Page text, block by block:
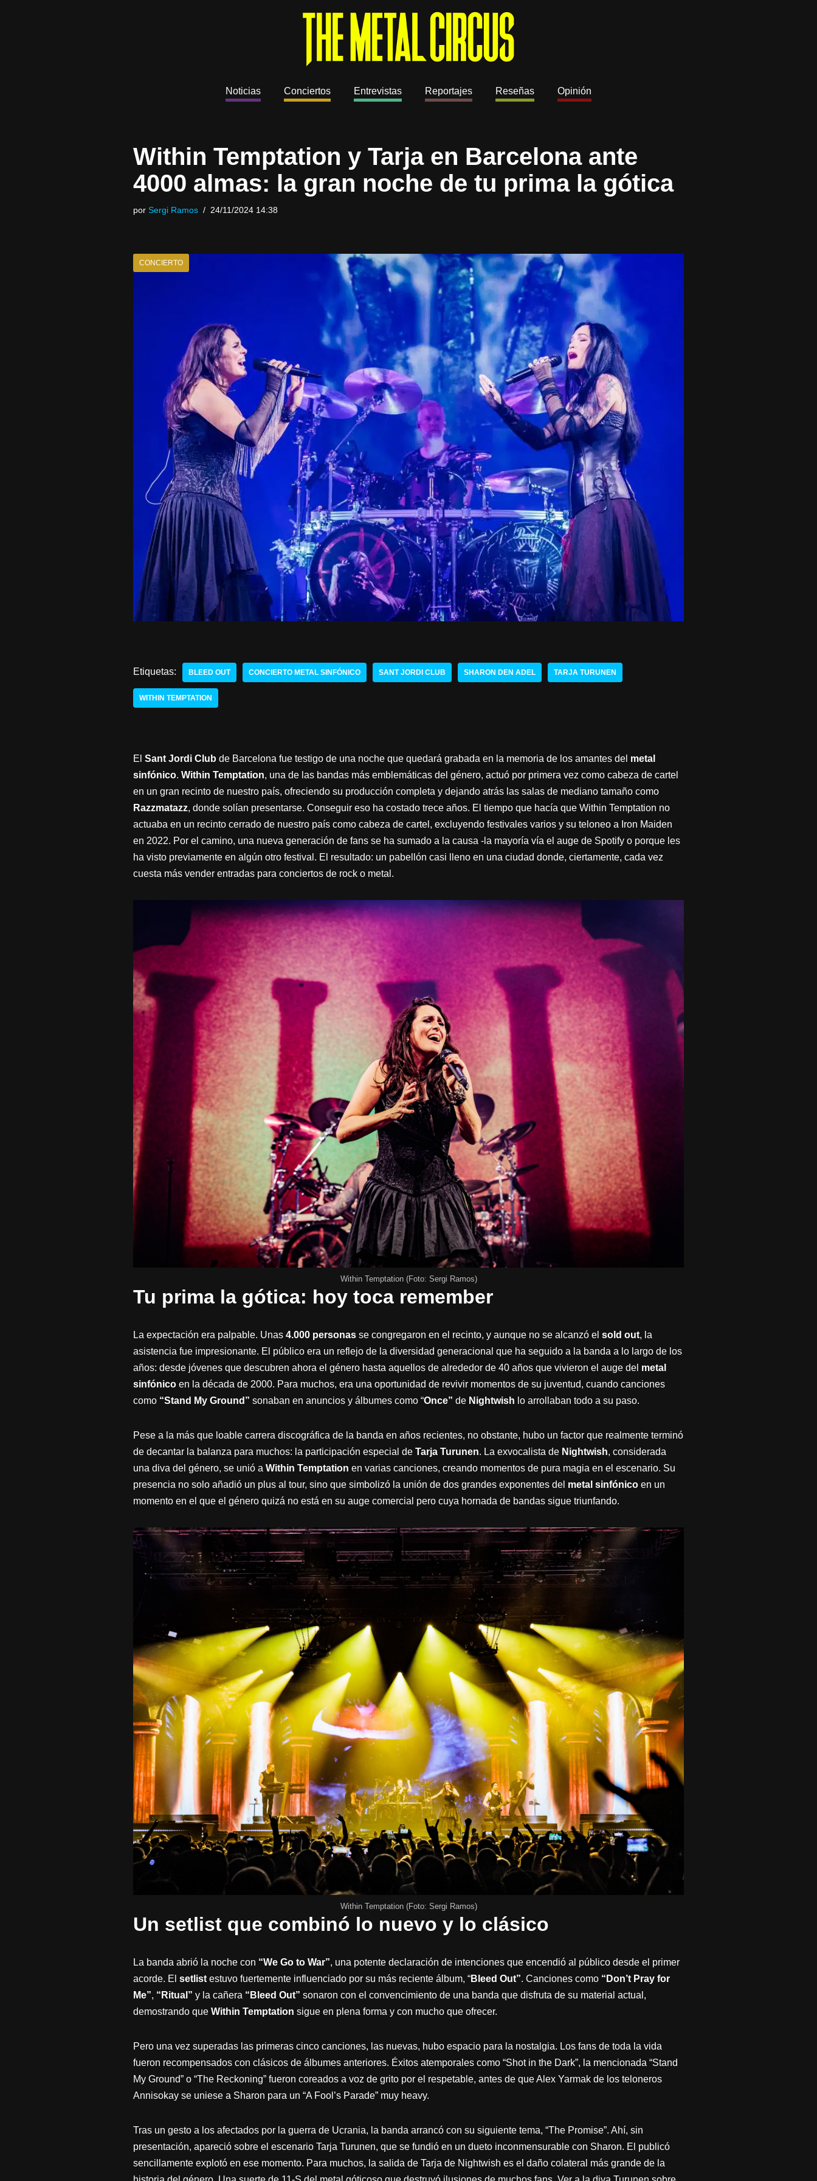
Noticias Conciertos Entrevistas Reportajes Reseñas Opinión
Within Temptation y Tarja en Barcelona ante
4000 almas: la gran noche de tu prima la gótica
por Sergi Ramos 24/11/2024 14:38
CONCIERTO
Etiquetas: BLEED OUT CONCIERTO METAL SINFÓNICO SANT JORDI CLUB SHARON DEN ADEL TARJA TURUNEN
WITHIN TEMPTATION
El Sant Jordi Club de Barcelona fue testigo de una noche que quedará grabada en la memoria de los amantes del metal
sinfónico. Within Temptation, una de las bandas más emblemáticas del género, actuó por primera vez como cabeza de cartel
en un gran recinto de nuestro país, ofreciendo su producción completa y dejando atrás las salas de mediano tamaño como
Razzmatazz, donde solían presentarse. Conseguir eso ha costado trece años. El tiempo que hacía que Within Temptation no
actuaba en un recinto cerrado de nuestro país como cabeza de cartel, excluyendo festivales varios y su teloneo a Iron Maiden
en 2022. Por el camino, una nueva generación de fans se ha sumado a la causa -la mayoría vía el auge de Spotify o porque les
ha visto previamente en algún otro festival. El resultado: un pabellón casi lleno en una ciudad donde, ciertamente, cada vez
cuesta más vender entradas para conciertos de rock o metal.
Within Temptation (Foto: Sergi Ramos)
Tu prima la gótica: hoy toca remember
La expectación era palpable. Unas 4.000 personas se congregaron en el recinto, y aunque no se alcanzó el sold out, la
asistencia fue impresionante. El público era un reflejo de la diversidad generacional que ha seguido a la banda a lo largo de los
años: desde jóvenes que descubren ahora el género hasta aquellos de alrededor de 40 años que vivieron el auge del metal
sinfónico en la década de 2000. Para muchos, era una oportunidad de revivir momentos de su juventud, cuando canciones
como “Stand My Ground” sonaban en anuncios y álbumes como “Once” de Nightwish lo arrollaban todo a su paso.
Pese a la más que loable carrera discográfica de la banda en años recientes, no obstante, hubo un factor que realmente terminó
de decantar la balanza para muchos: la participación especial de Tarja Turunen. La exvocalista de Nightwish, considerada
una diva del género, se unió a Within Temptation en varias canciones, creando momentos de pura magia en el escenario. Su
presencia no solo añadió un plus al tour, sino que simbolizó la unión de dos grandes exponentes del metal sinfónico en un
momento en el que el género quizá no está en su auge comercial pero cuya hornada de bandas sigue triunfando.
Within Temptation (Foto: Sergi Ramos)
Un setlist que combinó lo nuevo y lo clásico
La banda abrió la noche con “We Go to War”, una potente declaración de intenciones que encendió al público desde el primer
acorde. El setlist estuvo fuertemente influenciado por su más reciente álbum, “Bleed Out”. Canciones como “Don’t Pray for
Me”, “Ritual” y la cañera “Bleed Out” sonaron con el convencimiento de una banda que disfruta de su material actual,
demostrando que Within Temptation sigue en plena forma y con mucho que ofrecer.
Pero una vez superadas las primeras cinco canciones, las nuevas, hubo espacio para la nostalgia. Los fans de toda la vida
fueron recompensados con clásicos de álbumes anteriores. Éxitos atemporales como “Shot in the Dark”, la mencionada “Stand
My Ground” o “The Reckoning” fueron coreados a voz de grito por el respetable, antes de que Alex Yarmak de los teloneros
Annisokay se uniese a Sharon para un “A Fool’s Parade” muy heavy.
Tras un gesto a los afectados por la guerra de Ucrania, la banda arrancó con su siguiente tema, “The Promise”. Ahí, sin
presentación, apareció sobre el escenario Tarja Turunen, que se fundió en un dueto inconmensurable con Sharon. El publicó
sencillamente explotó en ese momento. Para muchos, la salida de Tarja de Nightwish es el daño colateral más grande de la